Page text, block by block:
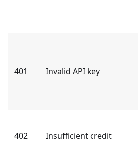
401 Invalid API key
402 Insufficient credit